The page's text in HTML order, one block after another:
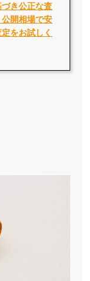
き公正な査
開相場で安
をお試しく